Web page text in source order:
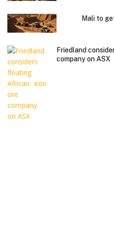
Mali to
Friedland
company on ASX